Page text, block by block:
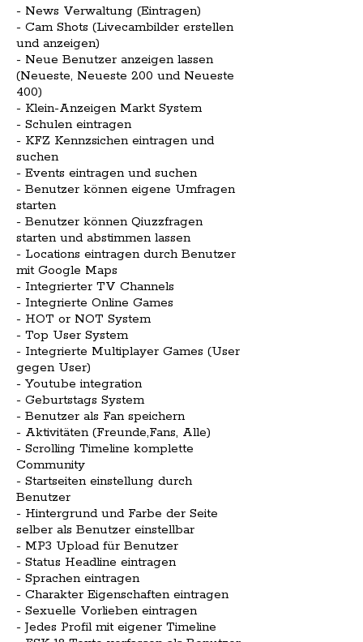
- News Verwaltung (Eintragen)
- Cam Shots (Livecambilder erstellen
und anzeigen)
- Neue Benutzer anzeigen lassen
(Neueste, Neueste 200 und Neueste
400)
- Klein-Anzeigen Markt System
- Schulen eintragen
- KFZ Kennzsichen eintragen und
suchen
- Events eintragen und suchen
- Benutzer können eigene Umfragen
starten
- Benutzer können Qiuzzfragen
starten und abstimmen lassen
- Locations eintragen durch Benutzer
mit Google Maps
- Integrierter TV Channels
- Integrierte Online Games
- HOT or NOT System
- Top User System
- Integrierte Multiplayer Games (User
gegen User)
- Youtube integration
- Geburtstags System
- Benutzer als Fan speichern
- Aktivitäten (Freunde,Fans, Alle)
- Scrolling Timeline komplette
Community
- Startseiten einstellung durch
Benutzer
- Hintergrund und Farbe der Seite
selber als Benutzer einstellbar
- MP3 Upload für Benutzer
- Status Headline eintragen
- Sprachen eintragen
- Charakter Eigenschaften eintragen
- Sexuelle Vorlieben eintragen
- Jedes Profil mit eigener Timeline